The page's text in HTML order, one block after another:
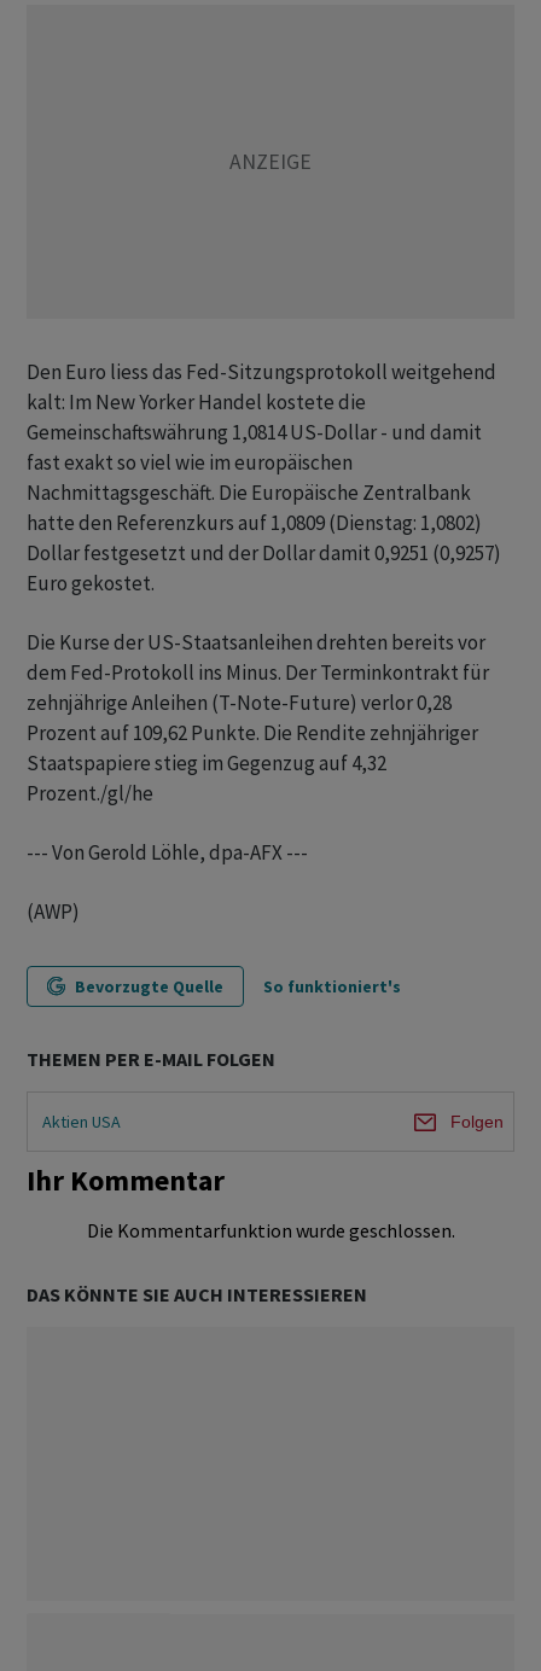
Den Euro liess das Fed-Sitzungsprotokoll weitgehend
kalt: Im New Yorker Handel kostete die
Gemeinschaftswährung 1,0814 US-Dollar - und damit
fast exakt so viel wie im europäischen
Nachmittagsgeschäft. Die Europäische Zentralbank
hatte den Referenzkurs auf 1,0809 (Dienstag: 1,0802)
Dollar festgesetzt und der Dollar damit 0,9251 (0,9257)
Euro gekostet.
Die Kurse der US-Staatsanleihen drehten bereits vor
dem Fed-Protokoll ins Minus. Der Terminkontrakt für
zehnjährige Anleihen (T-Note-Future) verlor 0,28
Prozent auf 109,62 Punkte. Die Rendite zehnjähriger
Staatspapiere stieg im Gegenzug auf 4,32
Prozent./gl/he
--- Von Gerold Löhle, dpa-AFX ---
(AWP)
Bevorzugte Quelle So funktioniert's
THEMEN PER E-MAIL FOLGEN
Aktien USA Folgen
Ihr Kommentar
Die Kommentarfunktion wurde geschlossen.
DAS KÖNNTE SIE AUCH INTERESSIEREN